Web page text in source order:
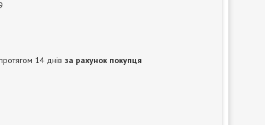
14 днів за рахунок покупця